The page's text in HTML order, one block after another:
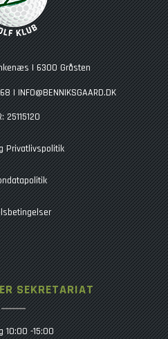
| 6300 Gråsten
68 |INFO@BENNIKSGAARD.DK
25115120
Privatlivspolitik
SEKRETARIAT
10:00 -15:00